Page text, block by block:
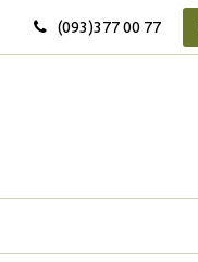
(093)377 00 77